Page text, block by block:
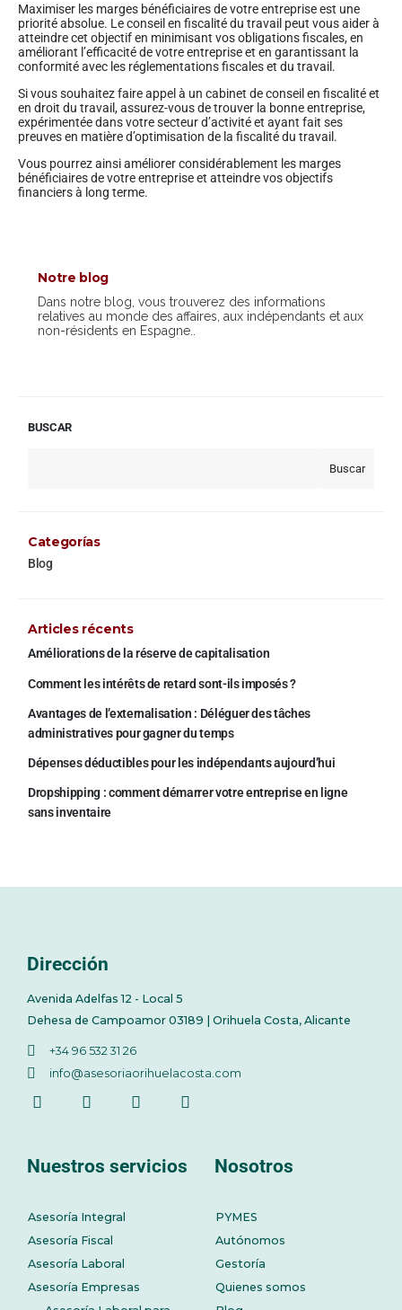
Maximiser les marges bénéficiaires de votre entreprise est une
priorité absolue. Le conseil en fiscalité du travail peut vous aider à
atteindre cet objectif en minimisant vos obligations fiscales, en
améliorant l’efficacité de votre entreprise et en garantissant la
conformité avec les réglementations fiscales et du travail.
Si vous souhaitez faire appel à un cabinet de conseil en fiscalité et
en droit du travail, assurez-vous de trouver la bonne entreprise,
expérimentée dans votre secteur d’activité et ayant fait ses
preuves en matière d’optimisation de la fiscalité du travail.
Vous pourrez ainsi améliorer considérablement les marges
bénéficiaires de votre entreprise et atteindre vos objectifs
financiers à long terme.
Notre blog
Dans notre blog, vous trouverez des informations
relatives au monde des affaires, aux indépendants et aux
non-résidents en Espagne..
BUSCAR
Buscar
Categorías
Blog
Articles récents
Améliorations de la réserve de capitalisation
Comment les intérêts de retard sont-ils imposés ?
Avantages de l’externalisation : Déléguer des tâches
administratives pour gagner du temps
Dépenses déductibles pour les indépendants aujourd’hui
Dropshipping : comment démarrer votre entreprise en ligne
sans inventaire
Dirección
Avenida Adelfas 12 - Local 5
Dehesa de Campoamor 03189 | Orihuela Costa, Alicante
+34 96 532 31 26
info@asesoriaorihuelacosta.com
Nuestros servicios
Asesoría Integral
Asesoría Fiscal
Asesoría Laboral
Asesoría Empresas
Nosotros
PYMES
Autónomos
Gestoría
Quienes somos